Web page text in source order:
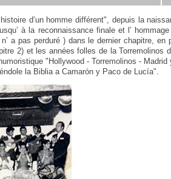
d’un homme différent", depuis la
à la reconnaissance finale et l’
a pas perduré ) dans le dernier chapitre,
2) et les années folles de la Torremolinos
"Hollywood - Torremolinos -
la Biblia a Camarón y Paco de Lucía".